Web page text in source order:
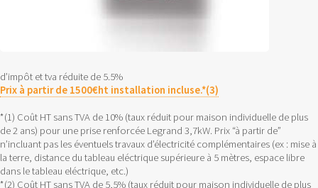
d’impôt et tva réduite de 5.5%
Prix à partir de 1500€ht installation incluse.*(3)
*(1) Coût HT sans TVA de 10% (taux réduit pour maison individuelle de plus
de 2 ans) pour une prise renforcée Legrand 3,7kW. Prix “à partir de”
n’incluant pas les éventuels travaux d’électricité complémentaires (ex : mise à
la terre, distance du tableau eléctrique supérieure à 5 mètres, espace libre
dans le tableau eléctrique, etc.)
*(2) Coût HT sans TVA de 5,5% (taux réduit pour maison individuelle de plus